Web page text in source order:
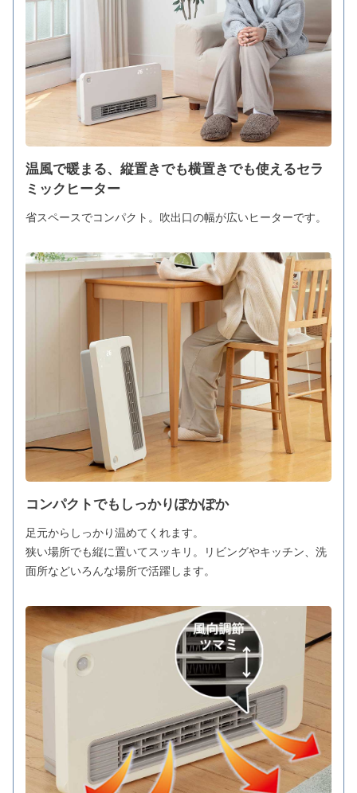
温風で暖まる、縦置きでも横置きでも使えるセラ
ミックヒーター
省スペースでコンパクト。吹出口の幅が広いヒーターです。
コンパクトでもしっかりぽかぽか
足元からしっかり温めてくれます。
狭い場所でも縦に置いてスッキリ。リビングやキッチン、洗
面所などいろんな場所で活躍します。